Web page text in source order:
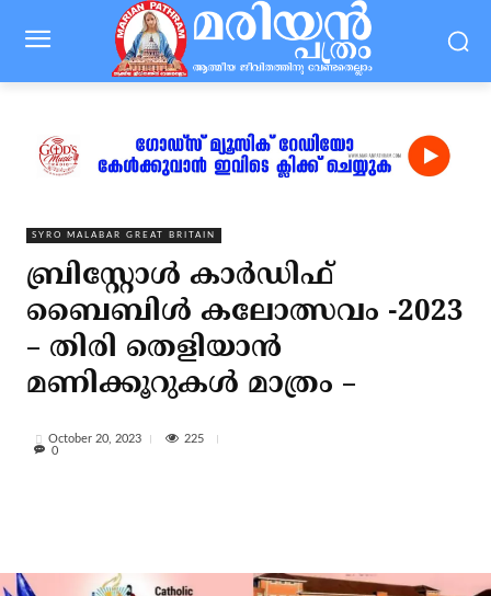
SYRO MALABAR GREAT BRITAIN
ബ്രിസ്റ്റോൾ കാർഡിഫ്
ബൈബിൾ കലോത്സവം -2023
– തിരി തെളിയാൻ
മണിക്കൂറുകൾ മാത്രം –
October 20, 2023
225
0